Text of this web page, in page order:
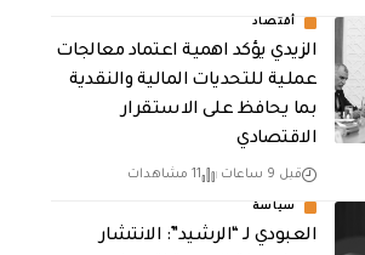
أقتصاد
الزيدي يؤكد اهمية اعتماد معالجات
عملية للتحديات المالية والنقدية
بما يحافظ على الاستقرار
الاقتصادي
قبل 9 ساعات 11 مشاهدات
سياسة
العبودي لـ “الرشيد”: الانتشار